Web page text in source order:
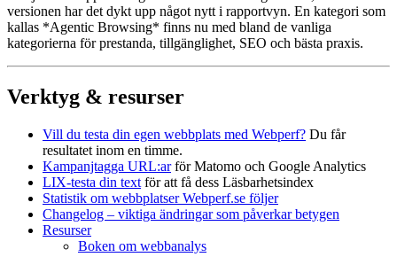
versionen har det dykt upp något nytt i rapportvyn. En kategori som
kallas *Agentic Browsing* finns nu med bland de vanliga
kategorierna för prestanda, tillgänglighet, SEO och bästa praxis.
Verktyg & resurser
Vill du testa din egen webbplats med Webperf? Du får
resultatet inom en timme.
Kampanjtagga URL:arför Matomo och Google Analytics
LIX-testa din text för att få dess Läsbarhetsindex
Statistik om webbplatser Webperf.se följer
Changelog – viktiga ändringar som påverkar betygen
Resurser
Boken om webbanalys